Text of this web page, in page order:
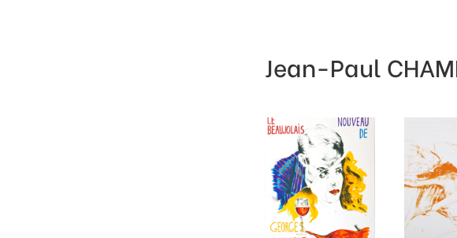
Jean-Paul